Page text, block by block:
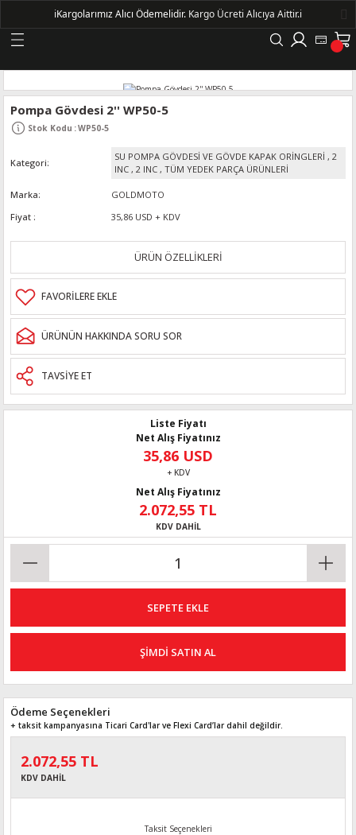
Geri Dön
KASNAKLI ALTERNATÖRLER - 1500
Pompa Gövdesi 2'' WP50-5
Stok Kodu :WP50-5
Kategori
SU POMPA GÖVDESİ VE GÖVDE KAPAK ORİNGLERİ , 2
INC , 2 INC , TÜM YEDEK PARÇA ÜRÜNLERİ
Marka
GOLDMOTO
Fiyat
35,86 USD + KDV
ÜRÜN ÖZELLİKLERİ
ÜRÜNÜN HAKKINDA SORU SOR
TAVSİYE ET
Liste Fiyatı
Net Alış Fiyatınız
35,86 USD
+ KDV
Net Alış Fiyatınız
2.072,55 TL
KDV DAHİL
SEPETE EKLE
ŞİMDİ SATIN AL
Ödeme Seçenekleri
+ taksit kampanyasına Ticari Card'lar ve Flexi Card’lar dahil değildir.
2.072,55 TL
KDV DAHİL
Taksit Seçenekleri
ℹ️Kargolarımız Alıcı Ödemelidir. Kargo Ücreti Alıcıya Aittir.ℹ️